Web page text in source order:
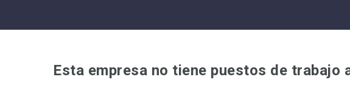
Esta empresa no tiene puestos de trabajo